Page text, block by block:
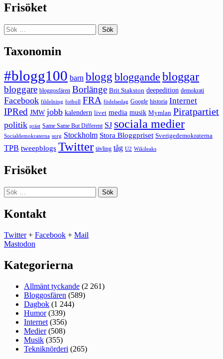
Frisöket
Sök
efter:
Taxonomin
#blogg100 barn blogg bloggande bloggar
bloggare bloggosfären Borlänge Brit Stakston deepedition demokrati
Facebook fildelning fotboll FRA födelsedag Google historia Internet
IPRed JMW jobb kalendern livet media musik Mymlan Piratpartiet
politik präst Same Same But Different SJ sociala medier
Socialdemokraterna sorg Stockholm Stora Bloggpriset Sverigedemokraterna
TPB tweepblogs Twitter tävling tåg U2 Wikileaks
Frisöket
Sök
efter:
Kontakt
Twitter+ Facebook + Mail
Mastodon
Kategorierna
Allmänt tyckande (2 261)
Bloggosfären (589)
Dagbok (1 244)
Humor(339)
Internet (356)
Medier(508)
Musik (355)
Tekniknörderi (265)